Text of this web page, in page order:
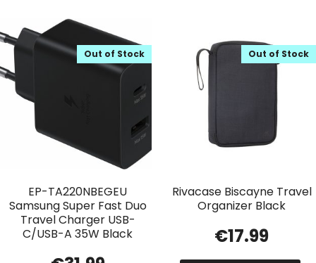
EP-TA220NBEGEU
Samsung Super Fast Duo
Travel Charger USB-
C/USB-A 35W Black
Out of Stock
Rivacase Biscayne Travel
Organizer Black
Out of Stock
€17.99